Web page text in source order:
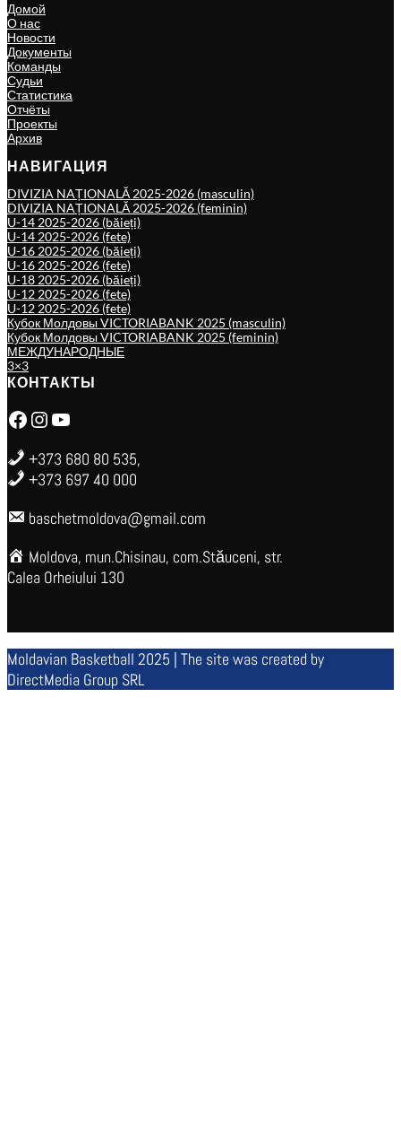
Домой
О нас
Новости
Документы
Команды
Судьи
Статистика
Отчёты
Проекты
Архив
НАВИГАЦИЯ
DIVIZIA NAȚIONALĂ 2025-2026 (masculin)
DIVIZIA NAȚIONALĂ 2025-2026 (feminin)
U-14 2025-2026 (băieți)
U-14 2025-2026 (fete)
U-16 2025-2026 (băieți)
U-16 2025-2026 (fete)
U-18 2025-2026 (băieți)
U-12 2025-2026 (fete)
U-12 2025-2026 (fete)
Кубок Молдовы VICTORIABANK 2025 (masculin)
Кубок Молдовы VICTORIABANK 2025 (feminin)
МЕЖДУНАРОДНЫЕ
3×3
КОНТАКТЫ
Facebook Instagram YouTube
+373 680 80 535,
+373 697 40 000
baschetmoldova@gmail.com
Moldova, mun.Chisinau, com.Stăuceni, str.
Calea Orheiului 130
Moldavian Basketball 2025 | The site was created by
DirectMedia Group SRL